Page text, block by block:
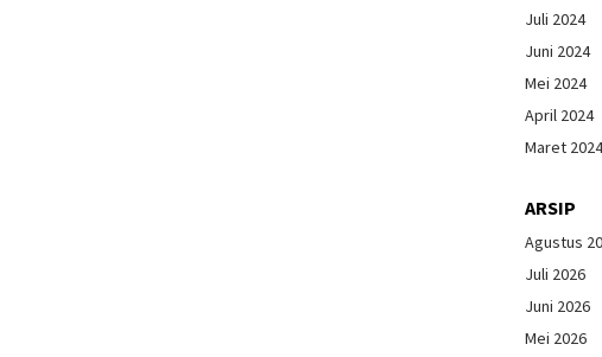
Juli 2024
Juni 2024
Mei 2024
April 2024
Maret
ARSIP
Agustus
Juli 2026
Juni 2026
Mei 2026